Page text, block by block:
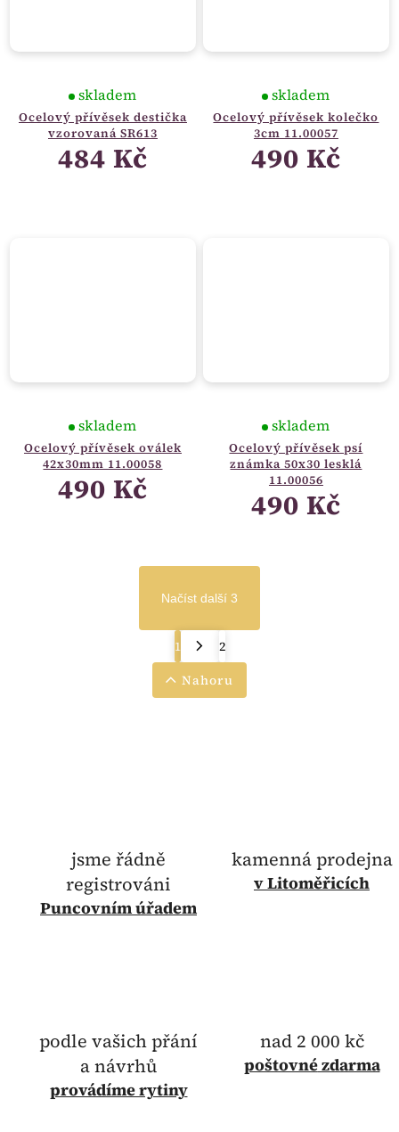
Ocelový přívěsek destička
vzorovaná SR613
skladem
484 Kč
Ocelový přívěsek kolečko
3cm 11.00057
skladem
490 Kč
Ocelový přívěsek oválek
42x30mm 11.00058
skladem
490 Kč
Ocelový přívěsek psí
známka 50x30 lesklá
11.00056
skladem
490 Kč
Načíst další 3
1
2
Nahoru
jsme řádně
registrováni
Puncovním úřadem
kamenná prodejna
v Litoměřicích
podle vašich přání
a návrhů
provádíme rytiny
nad 2 000 kč
poštovnézdarma